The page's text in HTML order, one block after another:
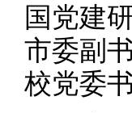
国党建
市委副
校党委